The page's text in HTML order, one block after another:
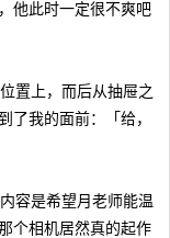
他此时一定很不爽吧
置上，而后从抽屉之
了我的面前：「给，
容是希望月老师能温
个相机居然真的起作